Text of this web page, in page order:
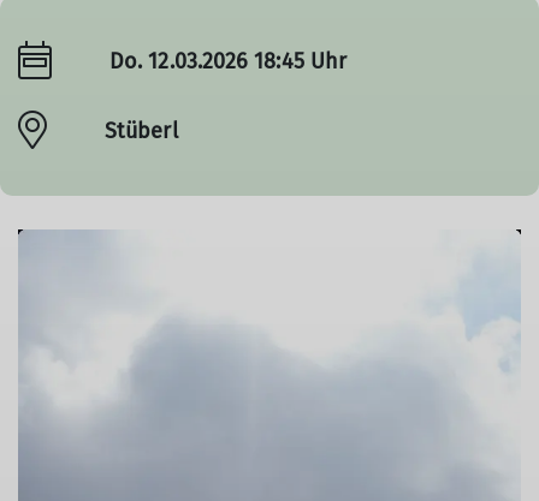
Do. 12.03.2026 18:45 Uhr
Stüberl